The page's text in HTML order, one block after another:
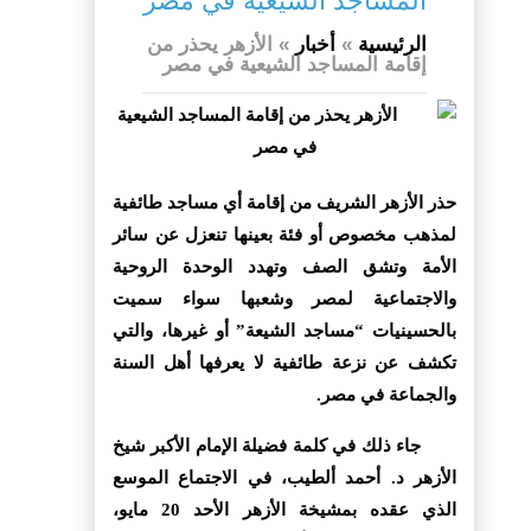
الرئيسية » أخبار » الأزهر يحذر من
إقامة المساجد الشيعية في مصر
حذر الأزهر الشريف من إقامة أي مساجد طائفية
لمذهب مخصوص أو فئة بعينها تنعزل عن سائر
الأمة وتشق الصف وتهدد الوحدة الروحية
والاجتماعية لمصر وشعبها سواء سميت
بالحسينيات “مساجد الشيعة” أو غيرها، والتي
تكشف عن نزعة طائفية لا يعرفها أهل السنة
والجماعة في مصر.
جاء ذلك في كلمة فضيلة الإمام الأكبر شيخ
الأزهر د. أحمد ألطيب، في الاجتماع الموسع
الذي عقده بمشيخة الأزهر الأحد 20 مايو،